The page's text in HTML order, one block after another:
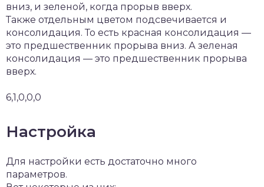
вниз, и зеленой, когда прорыв вверх.
Также отдельным цветом подсвечивается и
консолидация. То есть красная консолидация —
это предшественник прорыва вниз. А зеленая
консолидация — это предшественник прорыва
вверх.
6,1,0,0,0
Настройка
Для настройки есть достаточно много
параметров.